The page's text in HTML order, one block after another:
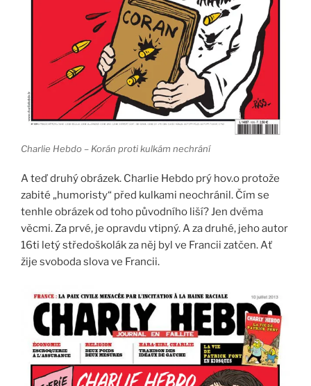
Charlie Hebdo – Korán proti kulkám nechrání
A teď druhý obrázek. Charlie Hebdo prý hov.o protože
zabité „humoristy“ před kulkami neochránil. Čím se
tenhle obrázek od toho původního liší? Jen dvěma
věcmi. Za prvé, je opravdu vtipný. A za druhé, jeho autor
16ti letý středoškolák za něj byl ve Francii zatčen. Ať
žije svoboda slova ve Francii.